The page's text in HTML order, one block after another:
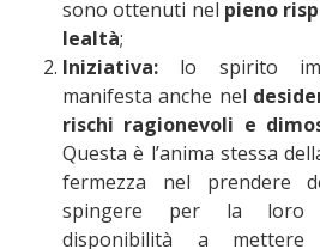
sono ottenuti nel pieno
lealtà;
Iniziativa: lo spirito
manifesta anche nel
rischi ragionevoli e
Questa è l’anima stessa
fermezza nel prendere
spingere per la loro
disponibilità a mettere